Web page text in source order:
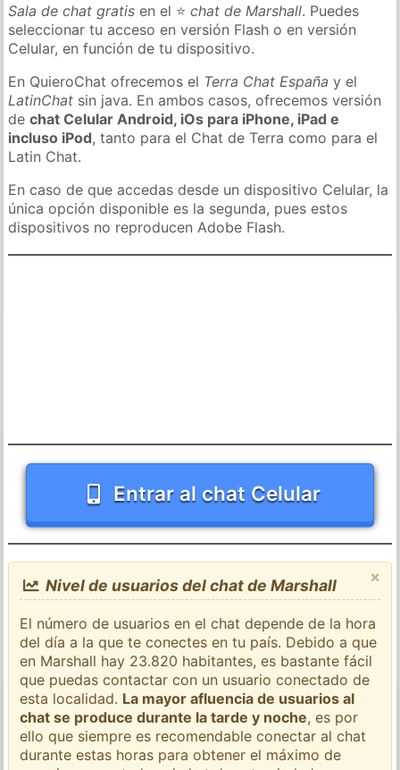
Sala de chat gratis en el ⭐chat de Marshall. Puedes
seleccionar tu acceso en versión Flash o en versión
Celular, en función de tu dispositivo.
En QuieroChat ofrecemos el Terra Chat España y el
LatinChat sin java. En ambos casos, ofrecemos versión
dechat Celular Android, iOs para iPhone, iPad e
incluso iPod, tanto para el Chat de Terra como para el
Latin Chat.
En caso de que accedas desde un dispositivo Celular, la
única opción disponible es la segunda, pues estos
dispositivos no reproducen Adobe Flash.
Entrar al chat Celular
×
Nivel de usuarios del chat de Marshall
El número de usuarios en el chat depende de la hora
del día a la que te conectes en tu país. Debido a que
en Marshall hay 23.820 habitantes, es bastante fácil
que puedas contactar con un usuario conectado de
esta localidad. La mayor afluencia de usuarios al
chat se produce durante la tarde y noche, es por
ello que siempre es recomendable conectar al chat
durante estas horas para obtener el máximo de